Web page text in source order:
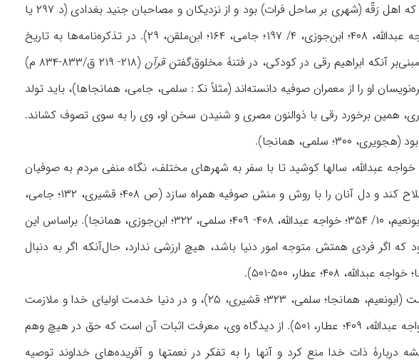
از جزئیات زندگی و شرح احوال رقی اطلاعی در دست نیست. تنها می‌دانیم که اهل رَقّه (شهری بر ساحل فرات) بود و از نزدیکان و مصاحبان جنید بغدادی (د ۲۹۷ یا
۲۹۸ ق/۹۱۰ یا ۹۱۱ م) و عبدالله بن جلاء به شمار می‌آمد (سلمی، ۳۲۱؛ خواجه عبدالله، ۴۰۸؛ ابن‌جوزی، ۴/ ۱۹۷؛ جامی، ۱۶۴؛ ابن‌ملقن، ۲۹). در تذکره‌نامه‌ها به تاریخ
آنکه ابراهیم رقی در کودکی، در فتنۀ مخلوق‌گفتنقرآن
(۲۱۸- ۲۱۹ ق/۸۳۳-۸۳۴ م)
دیده بود (ص ۴۰۹) و اینکه بیشتر تذکره‌نویسان او را از معمران صوفیه دانسته‌اند (مثلاً نک‍ : سلمی، جامی، همانجاها)، باید تولد
خواجه عبدالله انصاری، همین برخورد رقی با ذوالنون مصری و شنیدن سخن او، وی را به سوی تصوف کشاند.
عبدالله، سالها کوشید تا با سفر به شهرهای مختلف، نگاه منفی مردم به صوفیان
را که در نتیجۀ بی‌مبالاتی و کج‌رفتاریِ برخی از متصوفه ایجاد شده بود، اصلاح کند و دل آنان را با روش و منش صوفیه همراه سازد (ص ۴۰۸؛ قشیری، ۱۳۲؛ جامی،
۱۶۵). از وی قطعه‌ای شعر و سخنانی چند در منابع صوفیه نقل شده است (ابونعیم، ۱۰/ ۳۵۴؛ خواجه عبدالله، ۴۰۸- ۴۰۹؛ سلمی، ۳۲۲؛ ابن‌جوزی، همانجا). براساس این
اگر فردی همتش متوجه امور دنیا باشد، هیچ ارزشی ندارد، حال‌آنکه اگر به دنبال
عطار، ۵۰۰-۵۰۱).
رقی نشان دوستی خداوند را برگزیدن طاعت او و پیروی از رسولش می‌‌دانست (ابونعیم، همانجا؛ سلمی، ۳۲۳؛ قشیری، ۲۵)، و در دنیا خدمت اولیای خدا و ملازمت
با درویشان را برای انسان کافی می‌شمرد (ابونعیم، همانجا؛ سلمی، ۳۲۲؛ خواجه عبدالله، ۴۰۹؛ عطار، ۵۰۱). از دیدگاه وی، معرفت اثبات آن است که حق در هیچ وهم
ذات خدا منع کرد و آنها را به تفکر در نعمتها و آفریده‌های خداوند توصیه